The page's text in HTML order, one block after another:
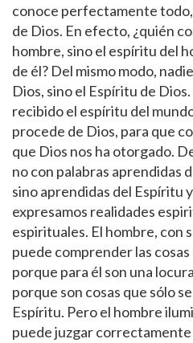
conoce perfectamente
de Dios. En efecto, ¿quién
hombre, sino el espíritu del
de él? Del mismo modo,
Dios, sino el Espíritu de
recibido el espíritu del
procede de Dios, para que
que Dios nos ha otorgado.
no con palabras aprendidas
sino aprendidas del Espíritu
expresamos realidades
espirituales. El hombre, con
puede comprender las
porque para él son una
porque son cosas que sólo
Espíritu. Pero el hombre
puede juzgar correctamente